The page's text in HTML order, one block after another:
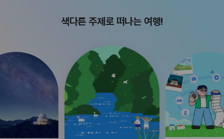
색다른 주제로 떠나는 여행!